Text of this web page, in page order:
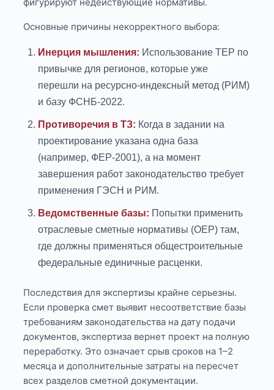
Основные причины некорректного выбора:
Инерция мышления: Использование ТЕР по
привычке для регионов, которые уже
перешли на ресурсно-индексный метод (РИМ)
и базу ФСНБ-2022.
Противоречия в ТЗ: Когда в задании на
проектирование указана одна база
(например, ФЕР-2001), а на момент
завершения работ законодательство требует
применения ГЭСН и РИМ.
Ведомственные базы: Попытки применить
отраслевые сметные нормативы (ОЕР) там,
где должны применяться общестроительные
федеральные единичные расценки.
Последствия для экспертизы крайне серьезны.
Если проверка смет выявит несоответствие базы
требованиям законодательства на дату подачи
документов, экспертиза вернет проект на полную
переработку. Это означает срыв сроков на 1–2
месяца и дополнительные затраты на пересчет
всех разделов сметной документации.